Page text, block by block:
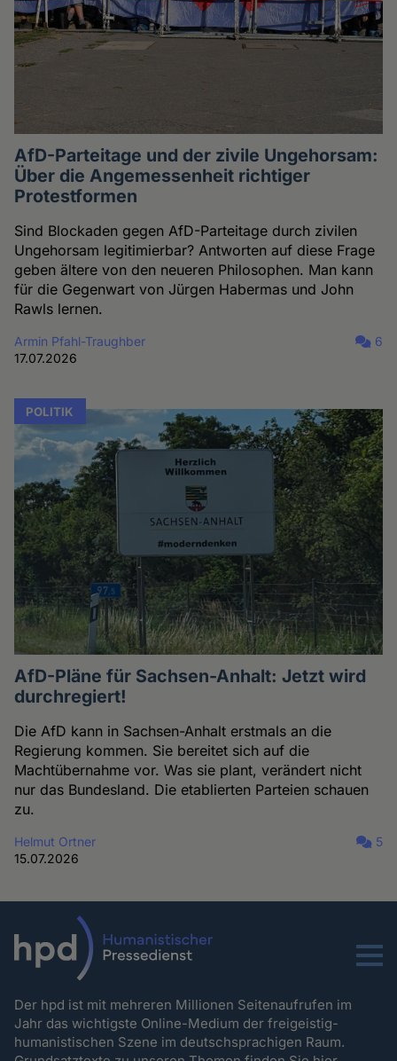
AfD-Parteitage und der zivile Ungehorsam:
Über die Angemessenheit richtiger
Protestformen
Sind Blockaden gegen AfD-Parteitage durch zivilen
Ungehorsam legitimierbar? Antworten auf diese Frage
geben ältere von den neueren Philosophen. Man kann
für die Gegenwart von Jürgen Habermas und John
Rawls lernen.
Armin Pfahl-Traughber
17.07.2026
6
POLITIK
AfD-Pläne für Sachsen-Anhalt: Jetzt wird
durchregiert!
Die AfD kann in Sachsen-Anhalt erstmals an die
Regierung kommen. Sie bereitet sich auf die
Machtübernahme vor. Was sie plant, verändert nicht
nur das Bundesland. Die etablierten Parteien schauen
zu.
Helmut Ortner
15.07.2026
5
Menu
Der hpd ist mit mehreren Millionen Seitenaufrufen im
Jahr das wichtigste Online-Medium der freigeistig-
humanistischen Szene im deutschsprachigen Raum.